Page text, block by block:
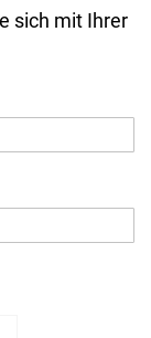
sich mit Ihrer